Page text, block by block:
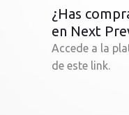
¿Has
en Next
Accede a la
de este link.